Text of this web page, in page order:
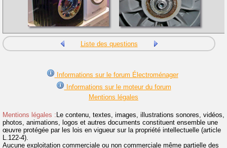
Liste des questions
Informations sur le forum Électroménager
Informations sur le moteur du forum
Mentions légales
Mentions légales : Le contenu, textes, images, illustrations sonores, vidéos,
photos, animations, logos et autres documents constituent ensemble une
œuvre protégée par les lois en vigueur sur la propriété intellectuelle (article
L.122-4).
Aucune exploitation commerciale ou non commerciale même partielle des